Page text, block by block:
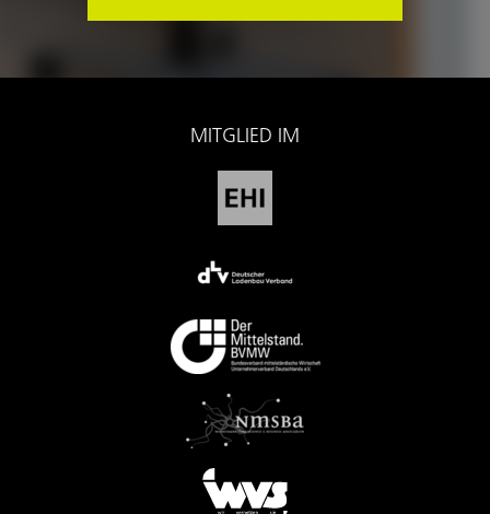
MITGLIED IM